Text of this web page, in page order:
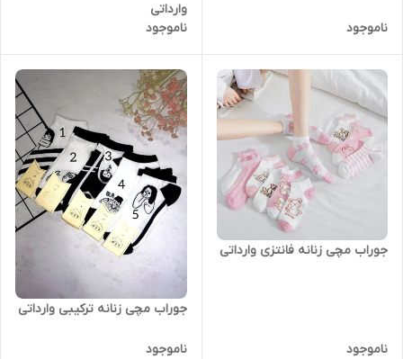
ناموجود
وارداتی
ناموجود
جوراب مچی زنانه فانتزی وارداتی
ناموجود
جوراب مچی زنانه ترکیبی وارداتی
ناموجود